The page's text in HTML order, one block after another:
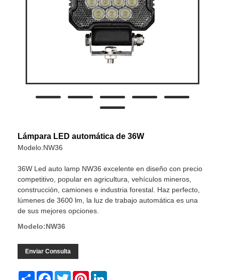
Lámpara LED automática de 36W
Modelo:NW36
36W Led auto lamp NW36 excelente en diseño con precio
competitivo, popular en agricultura, vehículos mineros,
construcción, camiones e industria forestal. Haz perfecto,
lúmenes de 3600 lm, la luz de trabajo automática es una
de sus mejores opciones.
Modelo:NW36
Enviar Consulta
Share Facebook
TwitterPinterest